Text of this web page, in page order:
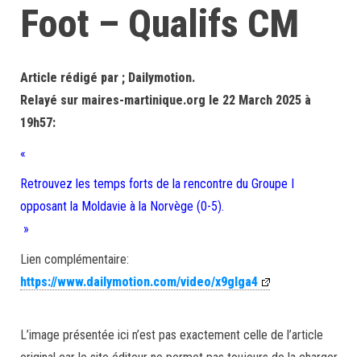
Foot – Qualifs CM
Article rédigé par ; Dailymotion.
Relayé sur maires-martinique.org le 22 March 2025 à
19h57:
«
Retrouvez les temps forts de la rencontre du Groupe I
opposant la Moldavie à la Norvège (0-5).
»
Lien complémentaire:
https://www.dailymotion.com/video/x9glga4
L’image présentée ici n’est pas exactement celle de l’article